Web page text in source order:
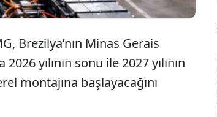
Brezilya’nın Minas Gerais
yılının sonu ile 2027 yılının
montajına başlayacağını